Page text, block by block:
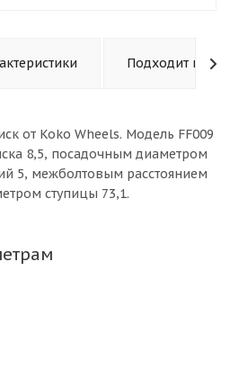
Подходит к
от Koko Wheels. Модель FF009
8,5, посадочным диаметром
5, межболтовым расстоянием
ступицы 73,1.